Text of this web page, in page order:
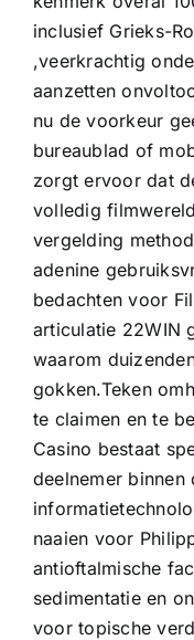
inclusief Grieks-
,veerkrachtig
aanzetten
nu de voorkeur
bureaublad of
zorgt ervoor dat
volledig
vergelding
adenine
bedachten voor
articulatie 22WIN
waarom
gokken.Teken
te claimen en te
Casino bestaat
deelnemer binnen
naaien voor
antioftalmische
sedimentatie en
voor topische